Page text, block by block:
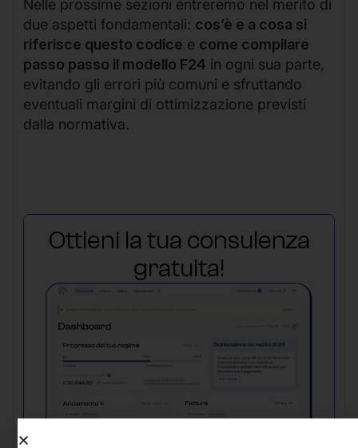
Nelle prossime sezioni entreremo nel merito di
due aspetti fondamentali: cos’è e a cosa si
riferisce questo codice e come compilare
passo passo il modello F24 in ogni sua parte,
evitando gli errori più comuni e sfruttando
eventuali margini di ottimizzazione previsti
dalla normativa.
Ottieni la tua consulenza
gratuita!